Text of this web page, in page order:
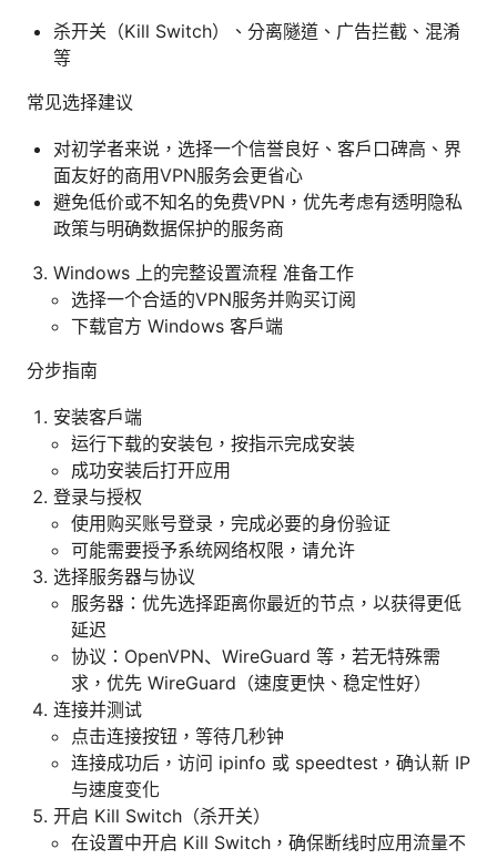
杀开关（Kill Switch）、分离隧道、广告拦截、混淆
等
常见选择建议
对初学者来说，选择一个信誉良好、客户口碑高、界
面友好的商用VPN服务会更省心
避免低价或不知名的免费VPN，优先考虑有透明隐私
政策与明确数据保护的服务商
Windows 上的完整设置流程 准备工作
选择一个合适的VPN服务并购买订阅
下载官方 Windows 客户端
分步指南
安装客户端
运行下载的安装包，按指示完成安装
成功安装后打开应用
登录与授权
使用购买账号登录，完成必要的身份验证
可能需要授予系统网络权限，请允许
选择服务器与协议
服务器：优先选择距离你最近的节点，以获得更低
延迟
协议：OpenVPN、WireGuard 等，若无特殊需
求，优先 WireGuard（速度更快、稳定性好）
连接并测试
点击连接按钮，等待几秒钟
连接成功后，访问 ipinfo 或 speedtest，确认新 IP
与速度变化
开启 Kill Switch（杀开关）
在设置中开启 Kill Switch，确保断线时应用流量不